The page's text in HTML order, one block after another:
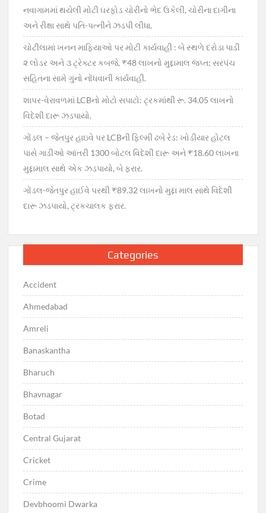
નવાગામમાં થયેલી મોટી ઘરફોડ ચોરીનો ભેદ ઉકેલી, ચોરીના દાગીના
અને રીક્ષા સાથે પતિ-પત્નીને ઝડપી લીધા.
ચોટીલામાં ખનન માફિયાઓ પર મોટી કાર્યવાહી : બે સ્થળે દરોડા પાડી
૨ લોડર અને ૩ ટ્રેક્ટર કબજે, ₹48 લાખનો મુદ્દામાલ જપ્ત; સરપંચ
સહિતના સામે ગુનો નોંધવાની કાર્યવાહી.
શાપર-વેરાવળમાં LCBનો મોટો સપાટો: ટ્રકમાંથી રૂ. 34.05 લાખનો
વિદેશી દારૂ ઝડપાયો.
ગોંડલ – જેતપુર હાઇવે પર LCBની ફિલ્મી ઢબે રેડ: ખોડીયાર હોટલ
પાસે ગાડીઓ આંતરી 1300 બોટલ વિદેશી દારૂ અને ₹18.60 લાખના
મુદ્દામાલ સાથે એક ઝડપાયો, બે ફરાર.
ગોંડલ-જેતપુર હાઈવે પરથી ₹89.32 લાખનો મુદ્દા માલ સાથે વિદેશી
દારૂ ઝડપાયો, ટ્રકચાલક ફરાર.
Categories
Accident
Ahmedabad
Amreli
Banaskantha
Bharuch
Bhavnagar
Botad
Central Gujarat
Cricket
Crime
Devbhoomi Dwarka